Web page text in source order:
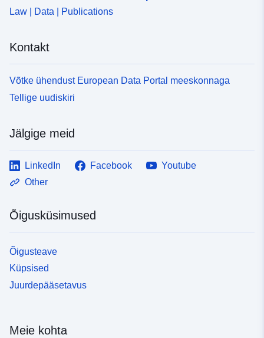
Law | Data | Publications
Kontakt
Võtke ühendust European Data Portal meeskonnaga
Tellige uudiskiri
Jälgige meid
LinkedIn Facebook
Youtube
Other
Õigusküsimused
Õigusteave
Küpsised
Juurdepääsetavus
Meie kohta